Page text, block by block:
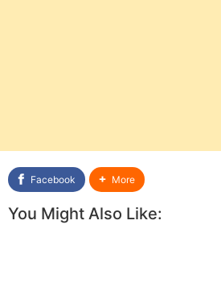
Facebook More
You Might Also Like: